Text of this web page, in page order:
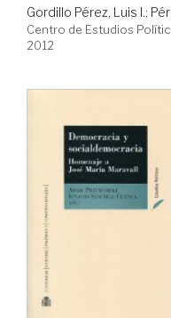
Gordillo Pérez, Luis I.;
Centro de Estudios
2012